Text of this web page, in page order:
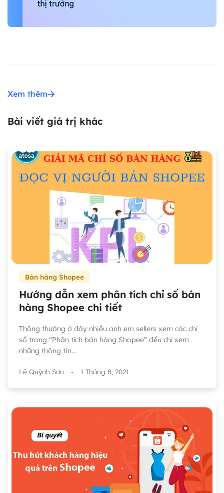
Bài viết giá trị khác
Xem thêm
Bán hàng Shopee
Hướng dẫn xem phân tích chỉ số bán
hàng Shopee chi tiết
Thông thường ở đây nhiều anh em sellers xem các chỉ
số trong “Phân tích bán hàng Shopee” đều chỉ xem
những thông tin...
Lê Quỳnh Sơn - 1 Tháng 8, 2021